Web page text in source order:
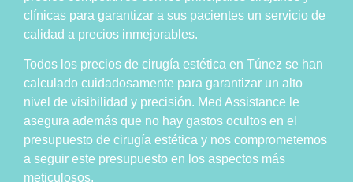
clínicas para garantizar a sus pacientes un servicio de
calidad a precios inmejorables.
Todos los precios de cirugía estética en Túnez se han
calculado cuidadosamente para garantizar un alto
nivel de visibilidad y precisión. Med Assistance le
asegura además que no hay gastos ocultos en el
presupuesto de cirugía estética y nos comprometemos
a seguir este presupuesto en los aspectos más
meticulosos.